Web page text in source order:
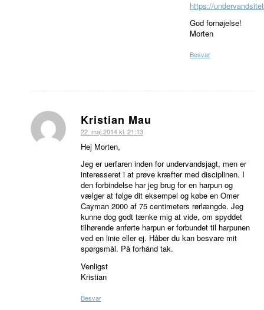
https://
God fornøjelse!
Morten
Besvar
Kristian Mau
siger:
22. maj 2014 kl. 21:13
Hej Morten,
Jeg er uerfaren inden for undervandsjagt, men er
interesseret i at prøve kræfter med disciplinen. I
den forbindelse har jeg brug for en harpun og
vælger at følge dit eksempel og købe en Omer
Cayman 2000 af 75 centimeters rørlængde. Jeg
kunne dog godt tænke mig at vide, om spyddet
tilhørende anførte harpun er forbundet til harpunen
ved en linie eller ej. Håber du kan besvare mit
spørgsmål. På forhånd tak.
Venligst
Kristian
Besvar